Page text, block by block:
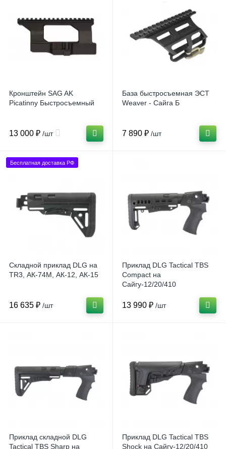
Кронштейн SAG AK
Picatinny Быстросъемный
13 000 ₽ /шт
База быстросъемная ЭСТ
Weaver - Сайга Б
7 890 ₽ /шт
Бесплатная доставка РФ
Складной приклад DLG на
TR3, АК-74М, АК-12, АК-15
16 635 ₽ /шт
Приклад DLG Tactical TBS
Compact на
Сайгу-12/20/410
13 990 ₽ /шт
Приклад складной DLG
Tactical TBS Sharp на
Приклад DLG Tactical TBS
Shock на Сайгу-12/20/410